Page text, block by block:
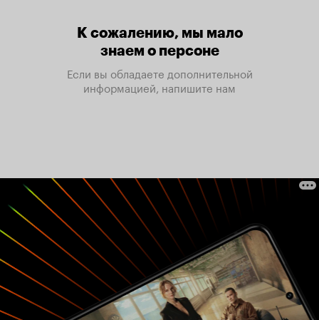
К сожалению, мы мало
знаем о персоне
Если вы обладаете дополнительной
информацией, напишите нам